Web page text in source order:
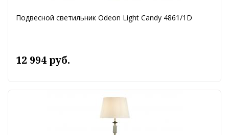
Подвесной светильник Odeon Light Candy 4861/1D
12 994 руб.